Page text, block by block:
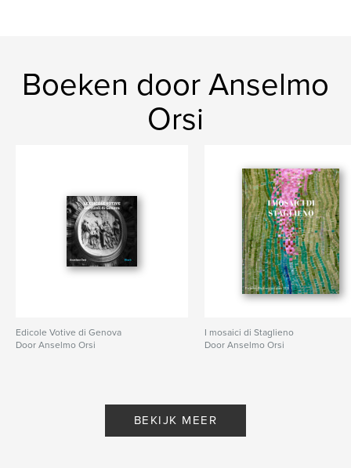
Boeken door Anselmo
Orsi
Edicole Votive di Genova
Door Anselmo Orsi
I mosaici di Staglieno
Door Anselmo Orsi
BEKIJK MEER